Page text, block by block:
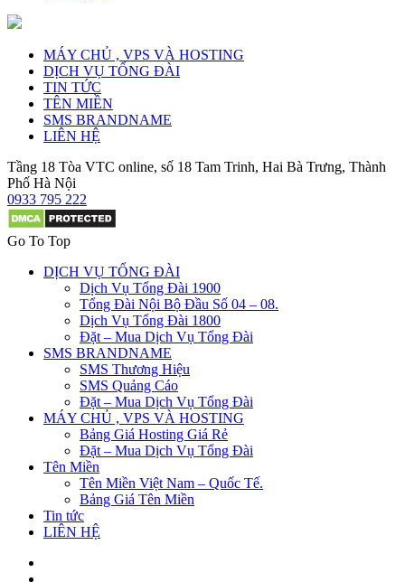
MÁY CHỦ , VPS VÀ HOSTING
DỊCH VỤ TỔNG ĐÀI
TIN TỨC
TÊN MIỀN
SMS BRANDNAME
LIÊN HỆ
Tầng 18 Tòa VTC online, số 18 Tam Trinh, Hai Bà Trưng, Thành
Phố Hà Nội
0933 795 222
Go To Top
DỊCH VỤ TỔNG ĐÀI
Dịch Vụ Tổng Đài 1900
Tổng Đài Nội Bộ Đầu Số 04 – 08.
Dịch Vụ Tổng Đài 1800
Đặt – Mua Dịch Vụ Tổng Đài
SMS BRANDNAME
SMS Thương Hiệu
SMS Quảng Cáo
Đặt – Mua Dịch Vụ Tổng Đài
MÁY CHỦ , VPS VÀ HOSTING
Bảng Giá Hosting Giá Rẻ
Đặt – Mua Dịch Vụ Tổng Đài
Tên Miền
Tên Miền Việt Nam – Quốc Tế.
Bảng Giá Tên Miền
Tin tức
LIÊN HỆ